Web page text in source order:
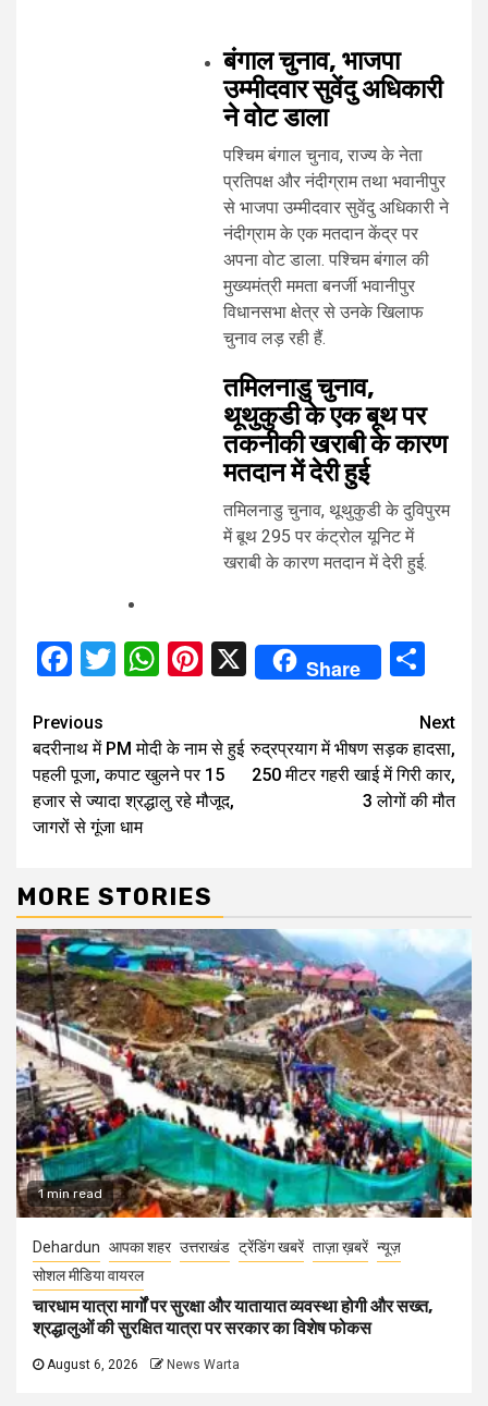
बंगाल चुनाव, भाजपा
उम्मीदवार सुवेंदु अधिकारी
ने वोट डाला
पश्चिम बंगाल चुनाव, राज्य के नेता
प्रतिपक्ष और नंदीग्राम तथा भवानीपुर
से भाजपा उम्मीदवार सुवेंदु अधिकारी ने
नंदीग्राम के एक मतदान केंद्र पर
अपना वोट डाला. पश्चिम बंगाल की
मुख्यमंत्री ममता बनर्जी भवानीपुर
विधानसभा क्षेत्र से उनके खिलाफ
चुनाव लड़ रही हैं.
तमिलनाडु चुनाव,
थूथुकुडी के एक बूथ पर
तकनीकी खराबी के कारण
मतदान में देरी हुई
तमिलनाडु चुनाव, थूथुकुडी के दुविपुरम
में बूथ 295 पर कंट्रोल यूनिट में
खराबी के कारण मतदान में देरी हुई.
Facebook
Twitter
WhatsApp
Pinterest
X Share
Continue
Reading
Previous
बदरीनाथ में PM मोदी के नाम से हुई
पहली पूजा, कपाट खुलने पर 15
हजार से ज्यादा श्रद्धालु रहे मौजूद,
जागरों से गूंजा धाम
Next
रुद्रप्रयाग में भीषण सड़क हादसा,
250 मीटर गहरी खाई में गिरी कार,
3 लोगों की मौत
MORE STORIES
1 min read
Dehardun आपका शहर उत्तराखंड ट्रेंडिंग खबरें ताज़ा ख़बरें न्यूज़
सोशल मीडिया वायरल
चारधाम यात्रा मार्गों पर सुरक्षा और यातायात व्यवस्था होगी और सख्त,
श्रद्धालुओं की सुरक्षित यात्रा पर सरकार का विशेष फोकस
August 6, 2026 News Warta